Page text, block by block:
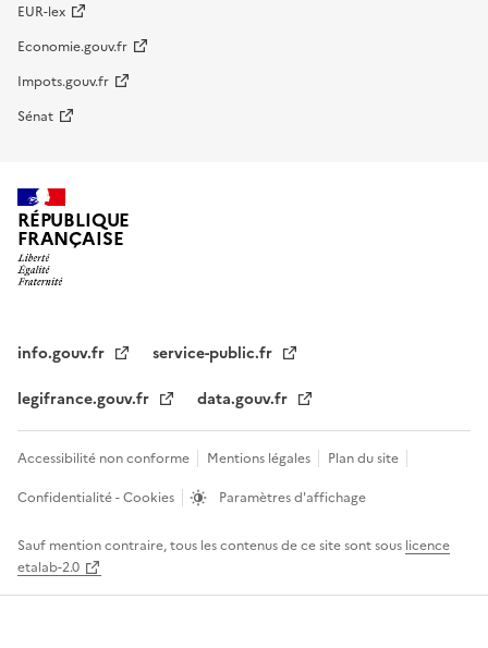
EUR-lex
Economie.gouv.fr
Impots.gouv.fr
Sénat
RÉPUBLIQUE
FRANÇAISE
info.gouv.fr
service-public.fr
legifrance.gouv.fr
data.gouv.fr
Accessibilité non conforme Mentions légales
Plan du site
Confidentialité - Cookies
Paramètres d'affichage
Sauf mention contraire, tous les contenus de ce site sont sous licence
etalab-2.0